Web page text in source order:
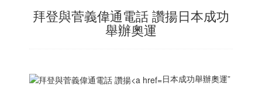
拜登與菅義偉通電話 讚揚日本成功
舉辦奧運
日本成功舉辦奧運”